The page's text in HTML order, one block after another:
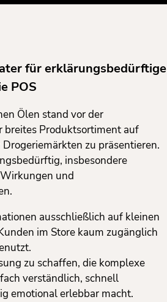
für erklärungsbedürftige
POS
Ölen stand vor der
breites Produktsortiment auf
zu präsentieren.
insbesondere
und
ausschließlich auf kleinen
im Store kaum zugänglich
zu schaffen, die komplexe
verständlich, schnell
emotional erlebbar macht.